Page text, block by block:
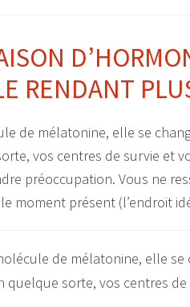
RENDANT
de mélatonine, elle se
vos centres de survie et
préoccupation. Vous ne
moment présent (l’endroit